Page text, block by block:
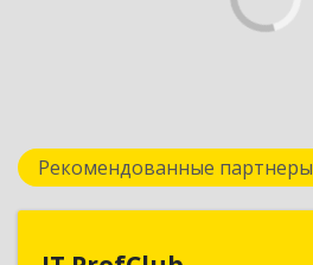
Рекомендованные партнеры